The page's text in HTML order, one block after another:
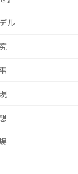
ル